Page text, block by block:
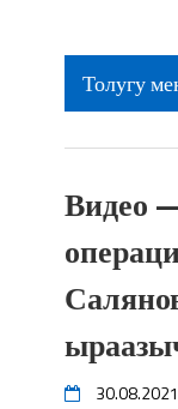
Толугу
Видео
30.08.2021